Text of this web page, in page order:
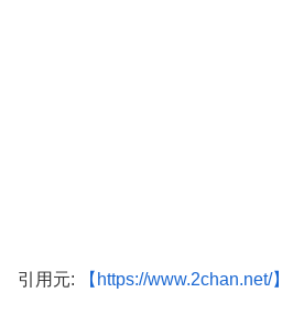
引用元: 【https://www.2chan.net/】